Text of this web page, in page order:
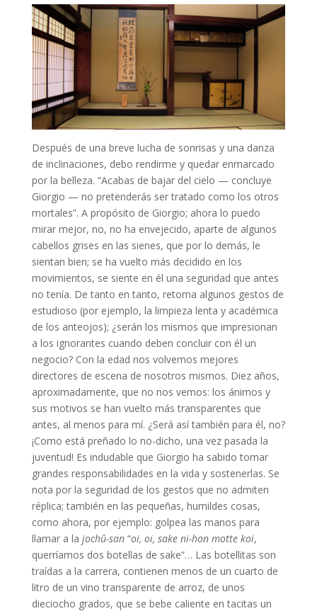
Después de una breve lucha de sonrisas y una danza
de inclinaciones, debo rendirme y quedar enmarcado
por la belleza. “Acabas de bajar del cielo — concluye
Giorgio — no pretenderás ser tratado como los otros
mortales”. A propósito de Giorgio; ahora lo puedo
mirar mejor, no, no ha envejecido, aparte de algunos
cabellos grises en las sienes, que por lo demás, le
sientan bien; se ha vuelto más decidido en los
movimientos, se siente en él una seguridad que antes
no tenía. De tanto en tanto, retoma algunos gestos de
estudioso (por ejemplo, la limpieza lenta y académica
de los anteojos); ¿serán los mismos que impresionan
a los ignorantes cuando deben concluir con él un
negocio? Con la edad nos volvemos mejores
directores de escena de nosotros mismos. Diez años,
aproximadamente, que no nos vemos: los ánimos y
sus motivos se han vuelto más transparentes que
antes, al menos para mí. ¿Será así también para él, no?
¡Como está preñado lo no-dicho, una vez pasada la
juventud! Es indudable que Giorgio ha sabido tomar
grandes responsabilidades en la vida y sostenerlas. Se
nota por la seguridad de los gestos que no admiten
réplica; también en las pequeñas, humildes cosas,
como ahora, por ejemplo: golpea las manos para
llamar a la jochû-san“oi, oi, sake ni-hon motte koi,
querríamos dos botellas de sake”… Las botellitas son
traídas a la carrera, contienen menos de un cuarto de
litro de un vino transparente de arroz, de unos
dieciocho grados, que se bebe caliente en tacitas un